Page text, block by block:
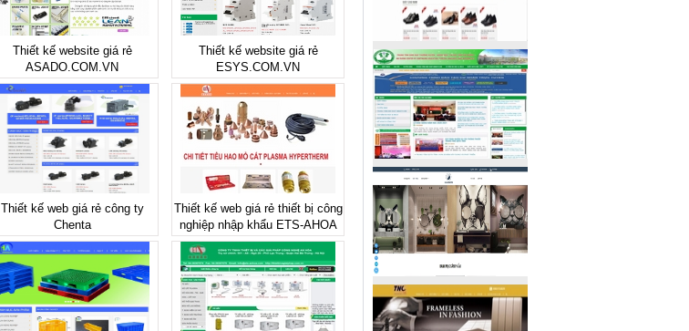
Thiết kế website giá rẻ
ASADO.COM.VN
Thiết kế website giá rẻ
ESYS.COM.VN
Thiết kế web giá rẻ công ty
Chenta
Thiết kế web giá rẻ thiết bị công
nghiệp nhập khẩu ETS-AHOA